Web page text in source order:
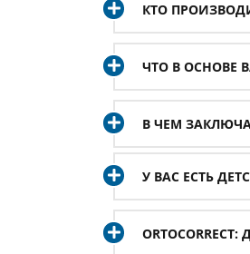
КТО
ЧТО В ОСНОВЕ
В ЧЕМ
У ВАС ЕСТЬ